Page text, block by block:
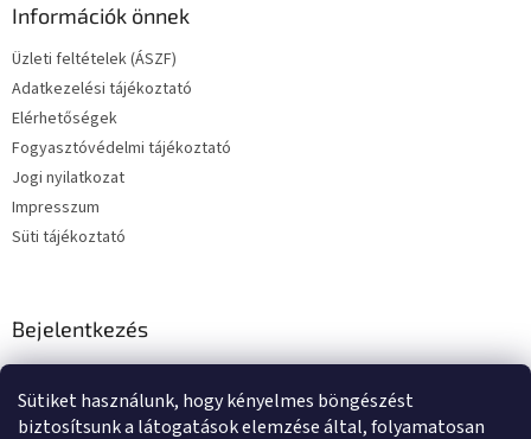
Sütiket használunk, hogy kényelmes böngészést
biztosítsunk a látogatások elemzése által, folyamatosan
Információk önnek
Üzleti feltételek (ÁSZF)
Adatkezelési tájékoztató
Elérhetőségek
Fogyasztóvédelmi tájékoztató
Jogi nyilatkozat
Impresszum
Süti tájékoztató
Bejelentkezés
E-mail
Jelszó